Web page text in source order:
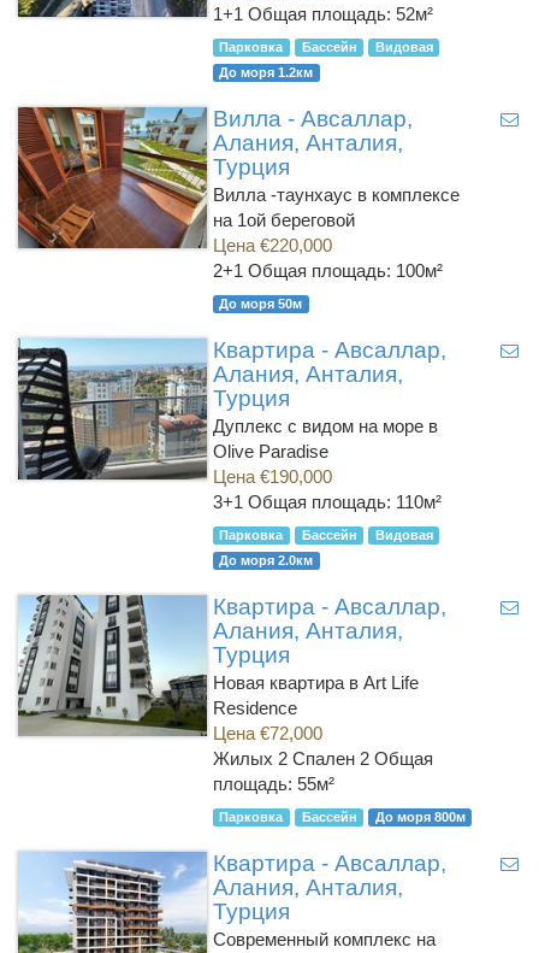
1+1 Общая площадь: 52м²
Парковка Бассейн
Видовая
До моря 1.2км
Вилла - Авсаллар,
Алания, Анталия,
Турция
Вилла -таунхаус в комплексе
на 1ой береговой
Цена €220,000
2+1 Общая площадь: 100м²
До моря 50м
Квартира - Авсаллар,
Алания, Анталия,
Турция
Дуплекс с видом на море в
Olive Paradise
Цена €190,000
3+1 Общая площадь: 110м²
Парковка Бассейн
Видовая
До моря 2.0км
Квартира - Авсаллар,
Алания, Анталия,
Турция
Новая квартира в Art Life
Residence
Цена €72,000
Жилых 2 Спален 2 Общая
площадь: 55м²
Парковка Бассейн До моря 800м
Квартира - Авсаллар,
Алания, Анталия,
Турция
Современный комплекс на